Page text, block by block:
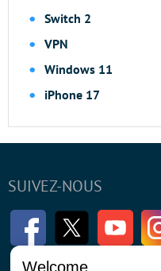
Switch 2
VPN
Windows 11
iPhone 17
SUIVEZ-NOUS
FacebookTwitter
Welcome